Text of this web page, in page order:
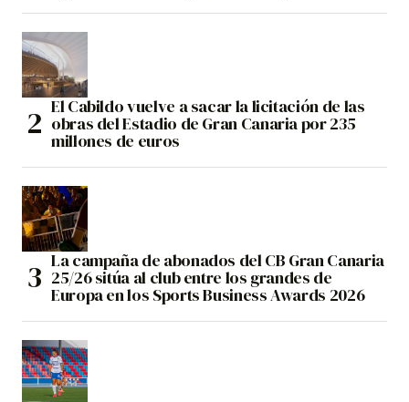
El Cabildo vuelve a sacar la licitación de las
obras del Estadio de Gran Canaria por 235
millones de euros
La campaña de abonados del CB Gran Canaria
25/26 sitúa al club entre los grandes de
Europa en los Sports Business Awards 2026